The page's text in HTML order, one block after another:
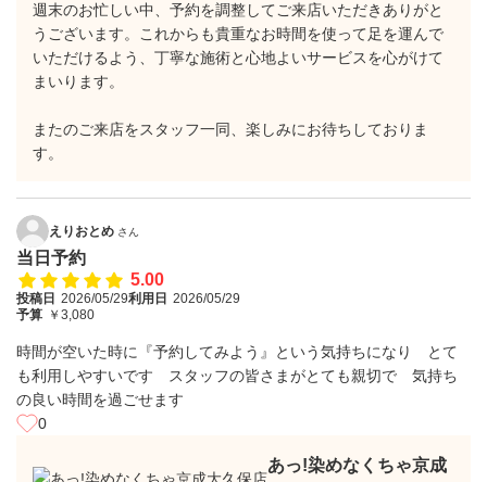
週末のお忙しい中、予約を調整してご来店いただきありがと
うございます。これからも貴重なお時間を使って足を運んで
いただけるよう、丁寧な施術と心地よいサービスを心がけて
まいります。
またのご来店をスタッフ一同、楽しみにお待ちしておりま
す。
えりおとめ さん
当日予約
5.00
投稿日 2026/05/29利用日 2026/05/29
予算 ￥3,080
時間が空いた時に『予約してみよう』という気持ちになり とて
も利用しやすいです スタッフの皆さまがとても親切で 気持ち
の良い時間を過ごせます
0
あっ!染めなくちゃ京成